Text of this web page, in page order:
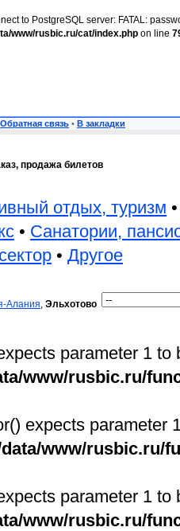
to PostgreSQL server: FATAL:
www/rusbic.ru/cat/index.php on line
Обратная связь • В закладки
продажа билетов
отдых, туризм
• Санатории,
• Другое
Алания, Эльхотово
parameter 1
www/rusbic.ru/
expects parameter
www/rusbic.ru/
parameter 1
www/rusbic.ru/